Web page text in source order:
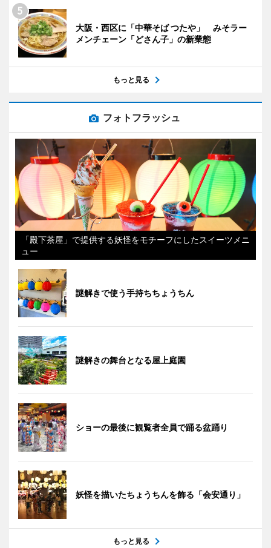
大阪・西区に「中華そば つたや」 みそラー
メンチェーン「どさん子」の新業態
もっと見る
フォトフラッシュ
「殿下茶屋」で提供する妖怪をモチーフにしたスイーツメニ
ュー
謎解きで使う手持ちちょうちん
謎解きの舞台となる屋上庭園
ショーの最後に観覧者全員で踊る盆踊り
妖怪を描いたちょうちんを飾る「会安通り」
もっと見る